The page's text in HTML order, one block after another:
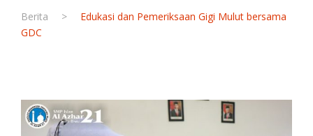
Berita >
Edukasi dan Pemeriksaan Gigi Mulut bersama
GDC